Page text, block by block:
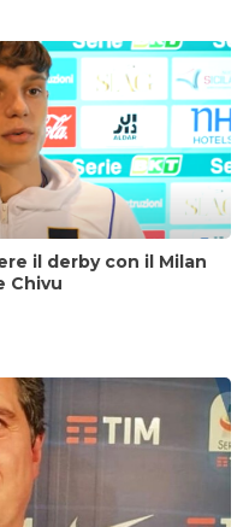
il derby con il Milan
Chivu